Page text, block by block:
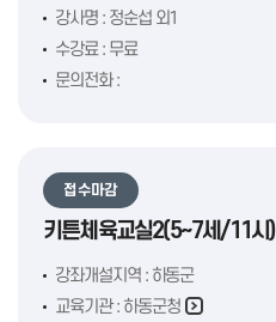
강사명 : 정순섭 외1
수강료 : 무료
문의전화 :
접수마감
키튼체육교실2(5~7세/11시)
강좌개설지역 : 하동군
교육기관 : 하동군청